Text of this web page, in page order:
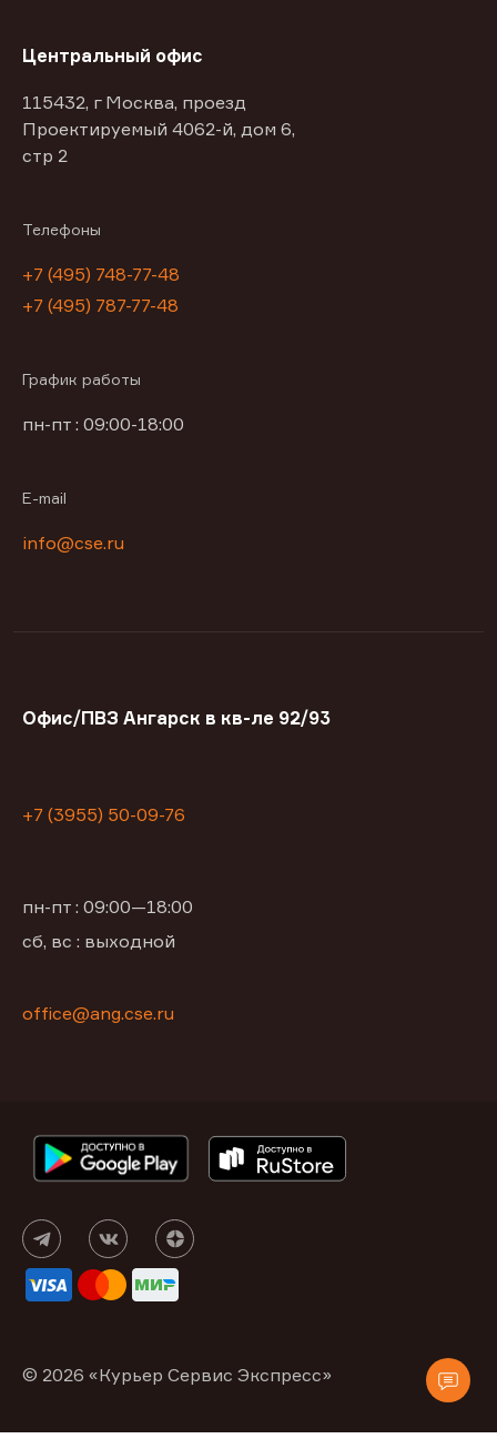
Центральный офис
115432, г Москва, проезд
Проектируемый 4062-й, дом 6,
стр 2
Телефоны
+7 (495) 748-77-48
+7 (495) 787-77-48
График работы
пн-пт : 09:00-18:00
E-mail
info@cse.ru
Офис/ПВЗ Ангарск в кв-ле 92/93
+7 (3955) 50-09-76
пн-пт : 09:00—18:00
сб, вс : выходной
office@ang.cse.ru
© 2026 «Курьер Сервис Экспресс»